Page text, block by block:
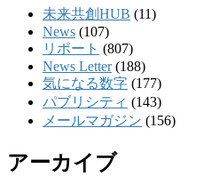
未来共創HUB (11)
News (107)
リポート (807)
News Letter(188)
気になる数字 (177)
パブリシティ (143)
メールマガジン (156)
アーカイブ